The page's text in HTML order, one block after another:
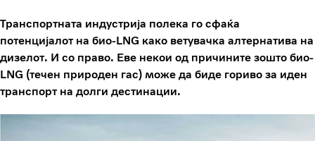
Volvo Truck Builder
Контактирајте нѐ
Транспортната индустрија полека го сфаќа
потенцијалот на био-LNG како ветувачка алтернатива на
дизелот. И со право. Еве некои од причините зошто био-
LNG (течен природен гас) може да биде гориво за иден
транспорт на долги дестинации.